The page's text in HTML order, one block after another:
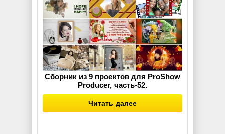
Сборник из 9 проектов для ProShow
Producer, часть-52.
Читать далее